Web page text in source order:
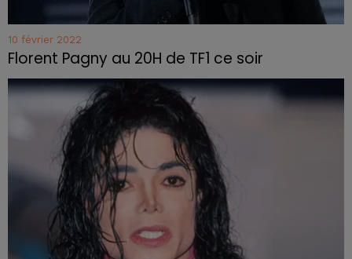
10 février 2022
Florent Pagny au 20H de TF1 ce soir